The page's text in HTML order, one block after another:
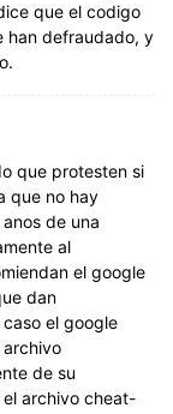
que el codigo
han defraudado, y
que protesten si
que no hay
de una
al
el google
dan
el google
de su
archivo cheat-